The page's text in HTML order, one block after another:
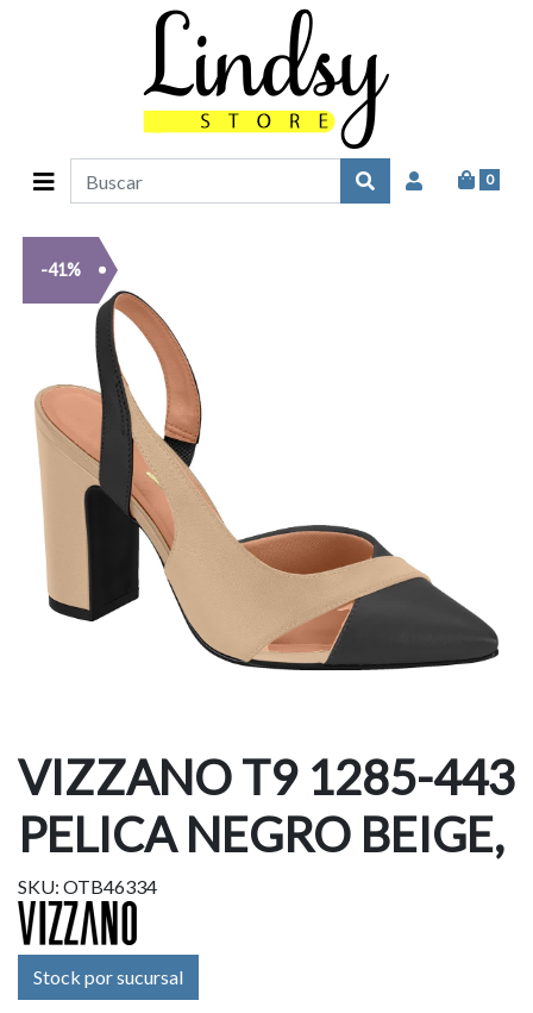
0
-41%
VIZZANO T9 1285-443
PELICA NEGRO BEIGE,
SKU: OTB46334
Stock por sucursal